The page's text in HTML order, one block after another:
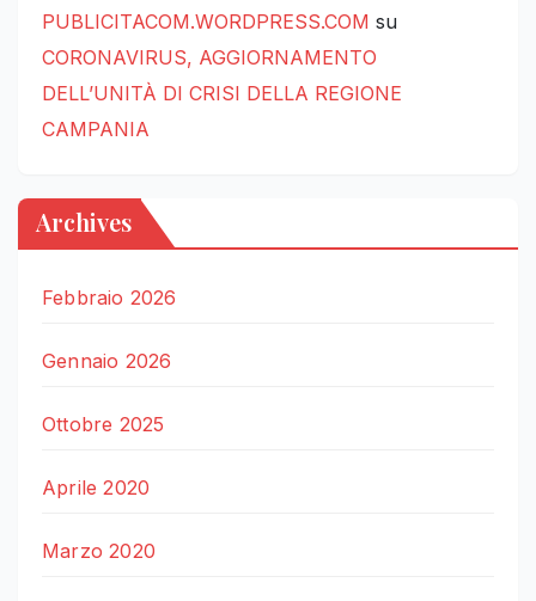
PUBLICITACOM.WORDPRESS.COM su
CORONAVIRUS, AGGIORNAMENTO
DELL’UNITÀ DI CRISI DELLA REGIONE
CAMPANIA
Archives
Febbraio 2026
Gennaio 2026
Ottobre 2025
Aprile 2020
Marzo 2020